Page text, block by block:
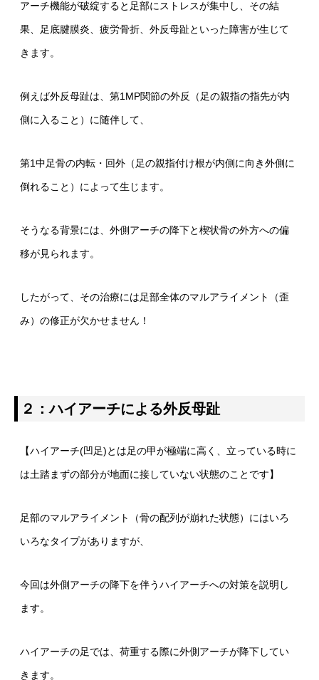
アーチ機能が破綻すると足部にストレスが集中し、その結
果、足底腱膜炎、疲労骨折、外反母趾といった障害が生じて
きます。
例えば外反母趾は、第1MP関節の外反（足の親指の指先が内
側に入ること）に随伴して、
第1中足骨の内転・回外（足の親指付け根が内側に向き外側に
倒れること）によって生じます。
そうなる背景には、外側アーチの降下と楔状骨の外方への偏
移が見られます。
したがって、その治療には足部全体のマルアライメント（歪
み）の修正が欠かせません！
２：ハイアーチによる外反母趾
【ハイアーチ(凹足)とは足の甲が極端に高く、立っている時に
は土踏まずの部分が地面に接していない状態のことです】
足部のマルアライメント（骨の配列が崩れた状態）にはいろ
いろなタイプがありますが、
今回は外側アーチの降下を伴うハイアーチへの対策を説明し
ます。
ハイアーチの足では、荷重する際に外側アーチが降下してい
きます。